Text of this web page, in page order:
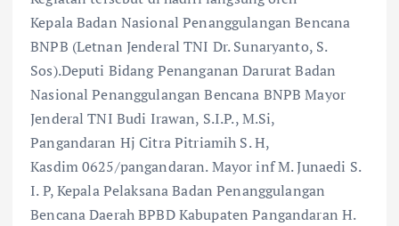
Kepala Badan Nasional Penanggulangan Bencana
BNPB (Letnan Jenderal TNI Dr. Sunaryanto, S.
Sos).Deputi Bidang Penanganan Darurat Badan
Nasional Penanggulangan Bencana BNPB Mayor
Jenderal TNI Budi Irawan, S.I.P., M.Si,
Pangandaran Hj Citra Pitriamih S. H,
Kasdim 0625/pangandaran. Mayor inf M. Junaedi S.
I. P, Kepala Pelaksana Badan Penanggulangan
Bencana Daerah BPBD Kabupaten Pangandaran H.